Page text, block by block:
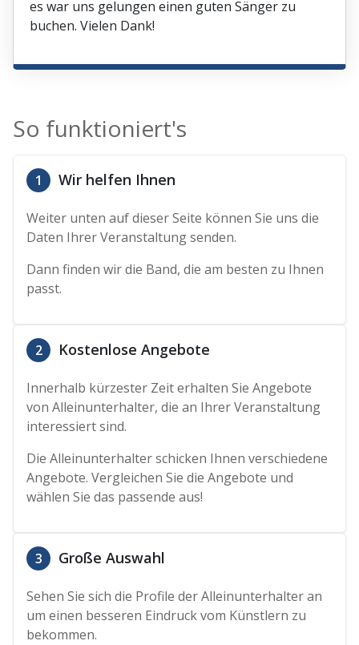
es war uns gelungen einen guten Sänger zu
buchen. Vielen Dank!
So funktioniert's
1 Wir helfen Ihnen
Weiter unten auf dieser Seite können Sie uns die
Daten Ihrer Veranstaltung senden.
Dann finden wir die Band, die am besten zu Ihnen
passt.
2 Kostenlose Angebote
Innerhalb kürzester Zeit erhalten Sie Angebote
von Alleinunterhalter, die an Ihrer Veranstaltung
interessiert sind.
Die Alleinunterhalter schicken Ihnen verschiedene
Angebote. Vergleichen Sie die Angebote und
wählen Sie das passende aus!
3 Große Auswahl
Sehen Sie sich die Profile der Alleinunterhalter an
um einen besseren Eindruck vom Künstlern zu
bekommen.